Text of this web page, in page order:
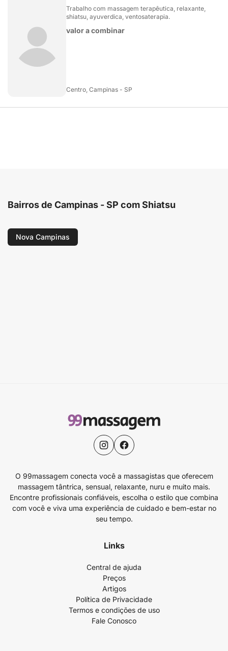
Trabalho com massagem terapêutica, relaxante,
shiatsu, ayuverdica, ventosaterapia.
valor a combinar
Centro, Campinas - SP
Bairros de Campinas - SP com Shiatsu
Nova Campinas
O 99massagem conecta você a massagistas que oferecem
massagem tântrica, sensual, relaxante, nuru e muito mais.
Encontre profissionais confiáveis, escolha o estilo que combina
com você e viva uma experiência de cuidado e bem-estar no
seu tempo.
Links
Central de ajuda
Preços
Artigos
Política de Privacidade
Termos e condições de uso
Fale Conosco